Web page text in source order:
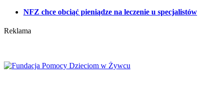
NFZ chce obciąć pieniądze na leczenie u specjalistów
Reklama